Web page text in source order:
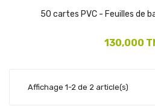
50 cartes PVC - Feuilles de
130,000
Affichage 1-2 de 2 article(s)